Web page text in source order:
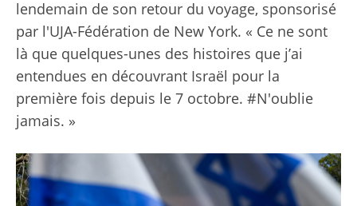
lendemain de son retour du voyage, sponsorisé
par l'UJA-Fédération de New York. « Ce ne sont
là que quelques-unes des histoires que j’ai
entendues en découvrant Israël pour la
première fois depuis le 7 octobre. #N'oublie
jamais. »